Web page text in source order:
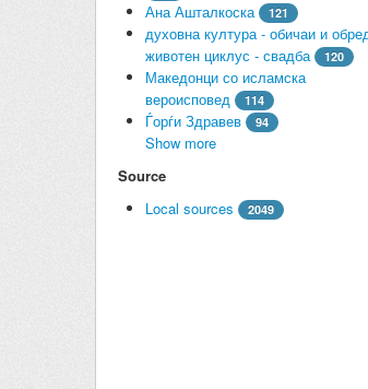
Ана Ашталкоска 121
духовна култура - обичаи и
животен циклус - свадба
120
Македонци со исламска
вероисповед
114
Ѓорѓи Здравев 94
Show more
Source
Local sources
2049